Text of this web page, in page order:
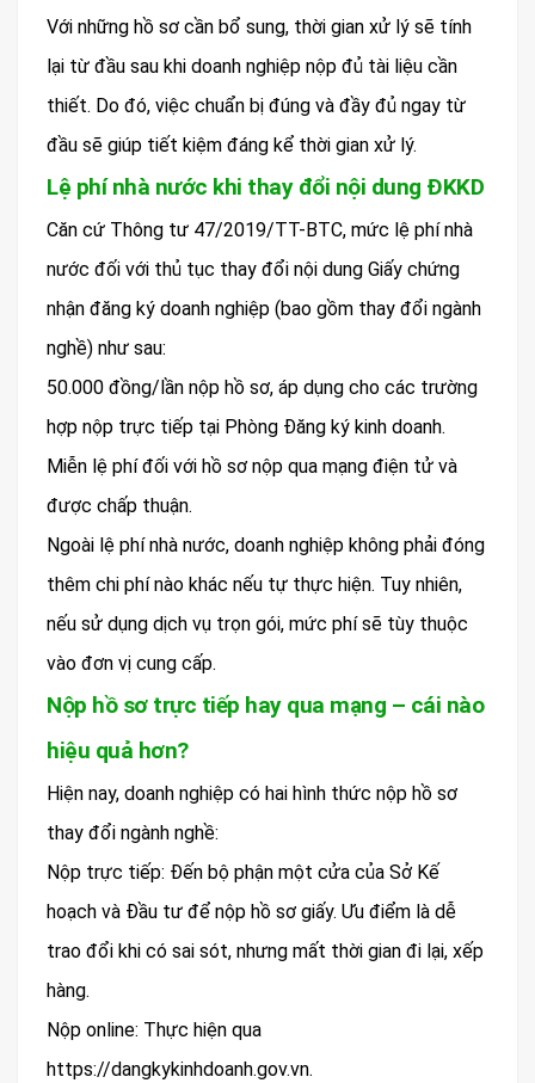
Với những hồ sơ cần bổ sung, thời gian xử lý sẽ tính
lại từ đầu sau khi doanh nghiệp nộp đủ tài liệu cần
thiết. Do đó, việc chuẩn bị đúng và đầy đủ ngay từ
đầu sẽ giúp tiết kiệm đáng kể thời gian xử lý.
Lệ phí nhà nước khi thay đổi nội dung ĐKKD
Căn cứ Thông tư 47/2019/TT-BTC, mức lệ phí nhà
nước đối với thủ tục thay đổi nội dung Giấy chứng
nhận đăng ký doanh nghiệp (bao gồm thay đổi ngành
nghề) như sau:
50.000 đồng/lần nộp hồ sơ, áp dụng cho các trường
hợp nộp trực tiếp tại Phòng Đăng ký kinh doanh.
Miễn lệ phí đối với hồ sơ nộp qua mạng điện tử và
được chấp thuận.
Ngoài lệ phí nhà nước, doanh nghiệp không phải đóng
thêm chi phí nào khác nếu tự thực hiện. Tuy nhiên,
nếu sử dụng dịch vụ trọn gói, mức phí sẽ tùy thuộc
vào đơn vị cung cấp.
Nộp hồ sơ trực tiếp hay qua mạng – cái nào
hiệu quả hơn?
Hiện nay, doanh nghiệp có hai hình thức nộp hồ sơ
thay đổi ngành nghề:
Nộp trực tiếp: Đến bộ phận một cửa của Sở Kế
hoạch và Đầu tư để nộp hồ sơ giấy. Ưu điểm là dễ
trao đổi khi có sai sót, nhưng mất thời gian đi lại, xếp
hàng.
Nộp online: Thực hiện qua
https://dangkykinhdoanh.gov.vn.